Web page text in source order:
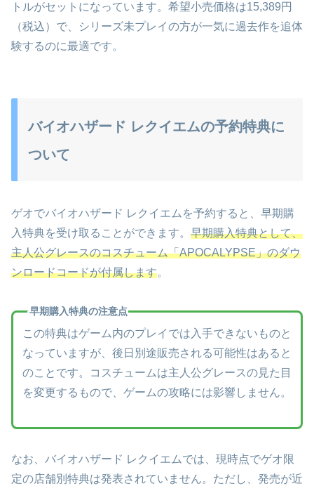
トルがセットになっています。希望小売価格は15,389円
（税込）で、シリーズ未プレイの方が一気に過去作を追体
験するのに最適です。
バイオハザード レクイエムの予約特典に
ついて
ゲオでバイオハザード レクイエムを予約すると、早期購
入特典を受け取ることができます。 早期購入特典として、
主人公グレースのコスチューム「APOCALYPSE」のダウ
ンロードコードが付属します。
早期購入特典の注意点
この特典はゲーム内のプレイでは入手できないものと
なっていますが、後日別途販売される可能性はあると
のことです。コスチュームは主人公グレースの見た目
を変更するもので、ゲームの攻略には影響しません。
なお、バイオハザード レクイエムでは、現時点でゲオ限
定の店舗別特典は発表されていません。ただし、発売が近